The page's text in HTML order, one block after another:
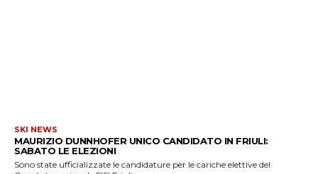
SKI NEWS
MAURIZIO DUNNHOFER UNICO CANDIDATO IN FRIULI:
SABATO LE ELEZIONI
Sono state ufficializzate le candidature per le cariche elettive del